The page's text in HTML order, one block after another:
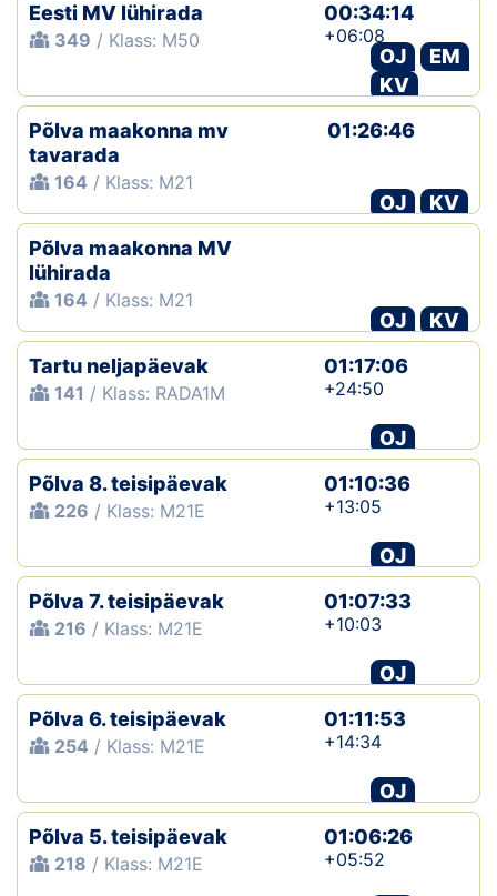
Eesti MV lühirada
349 / Klass: M50
00:34:14
+06:08
OJ
EM
KV
Põlva maakonna mv
tavarada
164 / Klass: M21
01:26:46
OJ
KV
Põlva maakonna MV
lühirada
164 / Klass: M21
OJ
KV
Tartu neljapäevak
141 / Klass: RADA1M
01:17:06
+24:50
OJ
Põlva 8. teisipäevak
226 / Klass: M21E
01:10:36
+13:05
OJ
Põlva 7. teisipäevak
216 / Klass: M21E
01:07:33
+10:03
OJ
Põlva 6. teisipäevak
254 / Klass: M21E
01:11:53
+14:34
OJ
Põlva 5. teisipäevak
218 / Klass: M21E
01:06:26
+05:52